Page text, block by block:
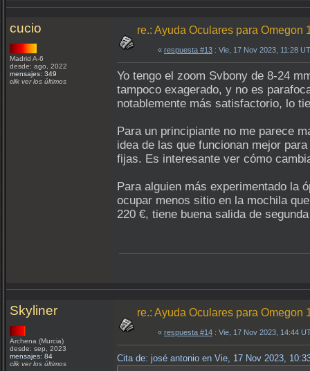
cucio
Madrid A-6
desde: ago, 2022
mensajes: 349
clik ver los últimos
re.: Ayuda Oculares para
« respuesta #13 : Vie, 17 Nov 2023, 11:28
Yo tengo el zoom Svbony de 8-24
tampoco exagerado, y no es
notablemente más satisfactorio, lo
Para un principiante no me parece
idea de las que funcionan mejor
fijas. Es interesante ver cómo
Para alguien más experimentado la
ocupar menos sitio en la mochila
220 €, tiene buena salida de
Skyliner
Archena (Murcia)
desde: sep, 2023
mensajes: 84
clik ver los últimos
re.: Ayuda Oculares para
« respuesta #14 : Vie, 17 Nov 2023, 14:44
Cita de: josé antonio en Vie, 17 Nov 2023,